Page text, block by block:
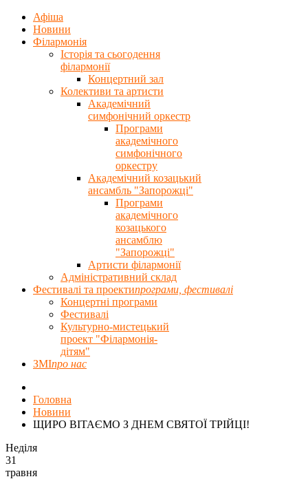
Афіша
Новини
Філармонія
Історія та сьогодення
філармонії
Концертний зал
Колективи та артисти
Академічний
симфонічний оркестр
Програми
академічного
симфонічного
оркестру
Академічний козацький
ансамбль "Запорожці"
Програми
академічного
козацького
ансамблю
"Запорожці"
Артисти філармонії
Адміністративний склад
Фестивалі та проектипрограми, фестивалi
Концертнi програми
Фестивалі
Культурно-мистецький
проект "Філармонія-
дітям"
ЗМІпро нас
Головна
Новини
ЩИРО ВІТАЄМО З ДНЕМ СВЯТОЇ ТРІЙЦІ!
Неділя
31
травня